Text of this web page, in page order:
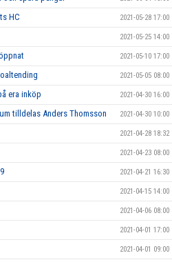
HC 2021-05-28 17:00
2021-05-25 14:00
2021-05-10 17:00
2021-05-05 08:00
era inköp 2021-04-30 16:00
tilldelas Anders Thomsson 2021-04-30 10:00
2021-04-28 18:32
2021-04-23 08:00
2021-04-21 16:30
2021-04-15 14:00
2021-04-06 08:00
2021-04-01 17:00
2021-04-01 09:00